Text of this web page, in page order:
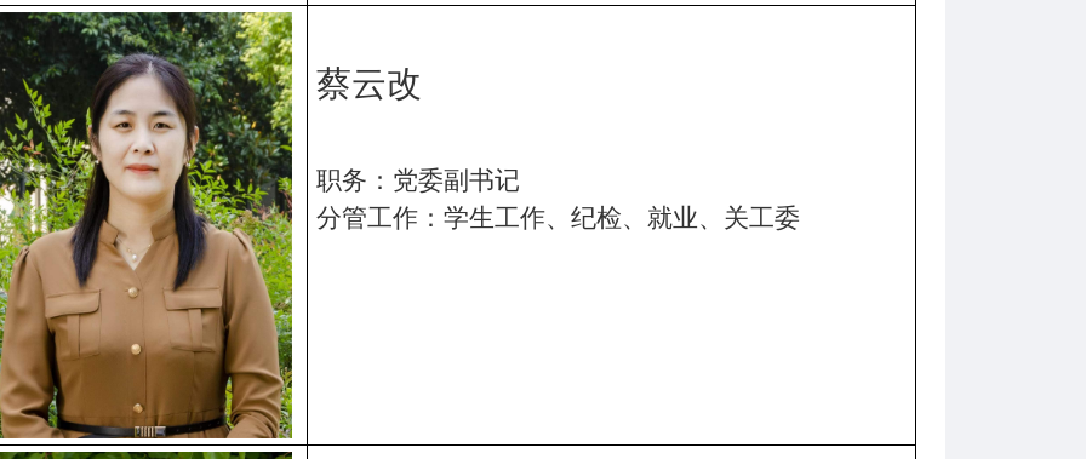
蔡云改
职务：党委副书记
分管工作：学生工作、纪检、就业、关工委